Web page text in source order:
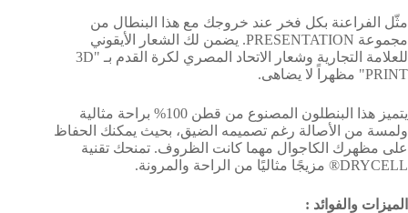
مثّل الفراعنة بكل فخر عند خروجك مع هذا البنطال من
مجموعة PRESENTATION. يضمن لك الشعار الأيقوني
للعلامة التجارية وشعار الاتحاد المصري لكرة القدم بـ "3D
PRINT" مظهراً لا يضاهى.
يتميز هذا البنطلون المصنوع من قطن 100% براحة مثالية
ولمسة من الأصالة رغم تصميمه الضيق، بحيث يمكنك الحفاظ
على مظهرك الكاجوال مهما كانت الظروف. تمنحك تقنية
DRYCELL® مزيجًا مثاليًا من الراحة والمرونة.
الميزات والفوائد :